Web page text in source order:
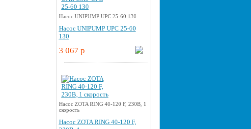
Насос UNIPUMP UPС 25-60 130
Насос UNIPUMP UPС 25-60
130
3 067 p
Насос ZOTA RING 40-120 F, 230В, 1
скорость
Насос ZOTA RING 40-120 F,